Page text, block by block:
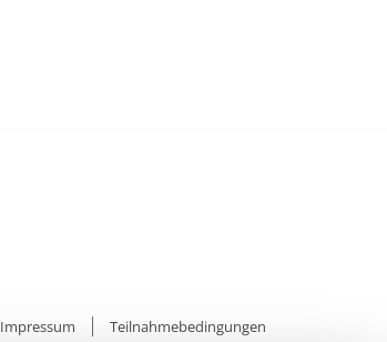
Impressum Teilnahmebedingungen